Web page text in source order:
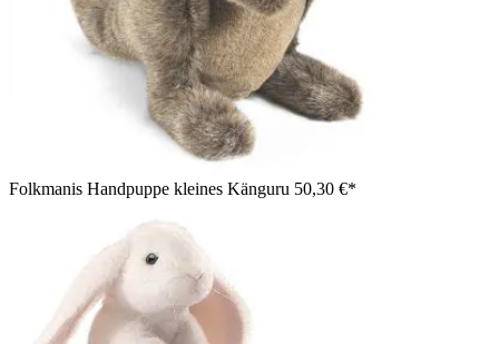
Folkmanis Handpuppe kleines Känguru 50,30 €*